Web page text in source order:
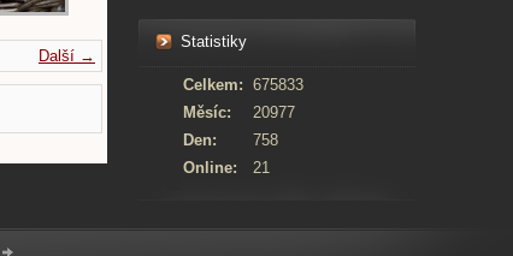
Další →
Statistiky
Online: 21
Celkem: 675833
Měsíc:
20977
Den:
758